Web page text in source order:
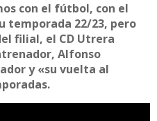
con el fútbol, con el
temporada 22/23, pero
filial, el CD Utrera
Alfonso
y «su vuelta al